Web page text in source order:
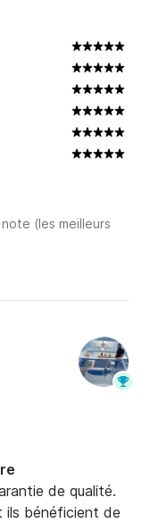
(les meilleurs
de qualité.
ils bénéficient de